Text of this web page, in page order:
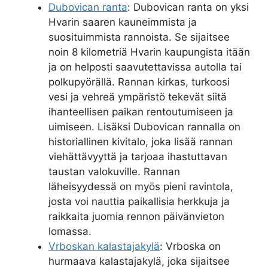
Dubovican ranta: Dubovican ranta on yksi
Hvarin saaren kauneimmista ja
suosituimmista rannoista. Se sijaitsee
noin 8 kilometriä Hvarin kaupungista itään
ja on helposti saavutettavissa autolla tai
polkupyörällä. Rannan kirkas, turkoosi
vesi ja vehreä ympäristö tekevät siitä
ihanteellisen paikan rentoutumiseen ja
uimiseen. Lisäksi Dubovican rannalla on
historiallinen kivitalo, joka lisää rannan
viehättävyyttä ja tarjoaa ihastuttavan
taustan valokuville. Rannan
läheisyydessä on myös pieni ravintola,
josta voi nauttia paikallisia herkkuja ja
raikkaita juomia rennon päivänvieton
lomassa.
Vrboskan kalastajakylä: Vrboska on
hurmaava kalastajakylä, joka sijaitsee